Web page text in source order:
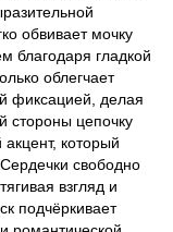
обвивает мочку
благодаря гладкой
облегчает
фиксацией, делая
стороны цепочку
который
свободно
взгляд и
подчёркивает